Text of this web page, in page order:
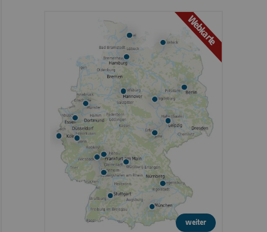
Webkarte
weiter